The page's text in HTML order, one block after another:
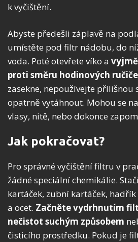
k vyčištění.
Abyste předešli záplavě na
umístěte pod filtr nádobu, do
voda. Poté otevřete víko a
proti směru hodinových
zasekne, nepoužívejte přílišnou
opatrně vytáhnout. Mohou se
vlasy, nitě, nebo dokonce
Jak pokračovat?
Pro správné vyčištění filtru v
žádné speciální chemikálie.
kartáček, zubní kartáček,
a ocet. Začnětevydrhnutím
nečistot suchým způsobem
čisticího prostředku. Pokud je